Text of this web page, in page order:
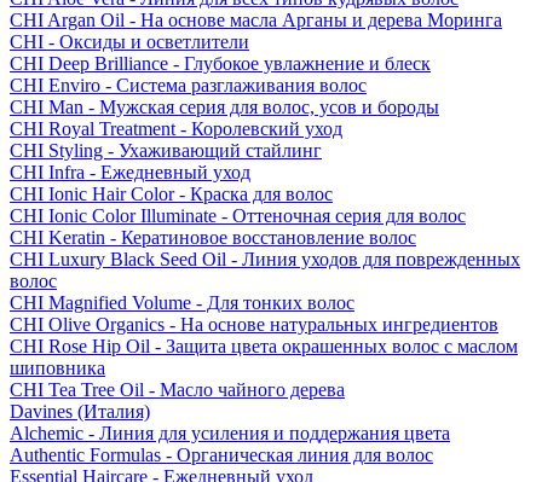
CHI Argan Oil - На основе масла Арганы и дерева Моринга
CHI - Оксиды и осветлители
CHI Deep Brilliance - Глубокое увлажнение и блеск
CHI Enviro - Система разглаживания волос
CHI Man - Мужская серия для волос, усов и бороды
CHI Royal Treatment - Королевский уход
CHI Styling - Ухаживающий стайлинг
CHI Infra - Ежедневный уход
CHI Ionic Hair Color - Краска для волос
CHI Ionic Color Illuminate - Оттеночная серия для волос
CHI Keratin - Кератиновое восстановление волос
CHI Luxury Black Seed Oil - Линия уходов для поврежденных
волос
CHI Magnified Volume - Для тонких волос
CHI Olive Organics - На основе натуральных ингредиентов
CHI Rose Hip Oil - Защита цвета окрашенных волос с маслом
шиповника
CHI Tea Tree Oil - Масло чайного дерева
Davines (Италия)
Alchemic - Линия для усиления и поддержания цвета
Authentic Formulas - Органическая линия для волос
Essential Haircare - Eжедневный уход